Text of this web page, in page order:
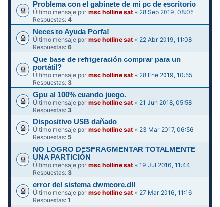
Problema con el gabinete de mi pc de escritorio
Último mensaje pormsc hotline sat « 28 Sep 2019, 08:05
Respuestas:4
Necesito Ayuda Porfa!
Último mensaje pormsc hotline sat « 22 Abr 2019, 11:08
Respuestas:6
Que base de refrigeración comprar para un
portátil?
Último mensaje pormsc hotline sat « 28 Ene 2019, 10:55
Respuestas:3
Gpu al 100% cuando juego.
Último mensaje pormsc hotline sat « 21 Jun 2018, 05:58
Respuestas: 3
Dispositivo USB dañado
Último mensaje pormsc hotline sat « 23 Mar 2017, 06:56
Respuestas: 5
NO LOGRO DESFRAGMENTAR TOTALMENTE
UNA PARTICIÓN
Último mensaje pormsc hotline sat «19 Jul 2016, 11:44
Respuestas: 3
error del sistema dwmcore.dll
Último mensaje pormsc hotline sat « 27 Mar 2016, 11:16
Respuestas:1